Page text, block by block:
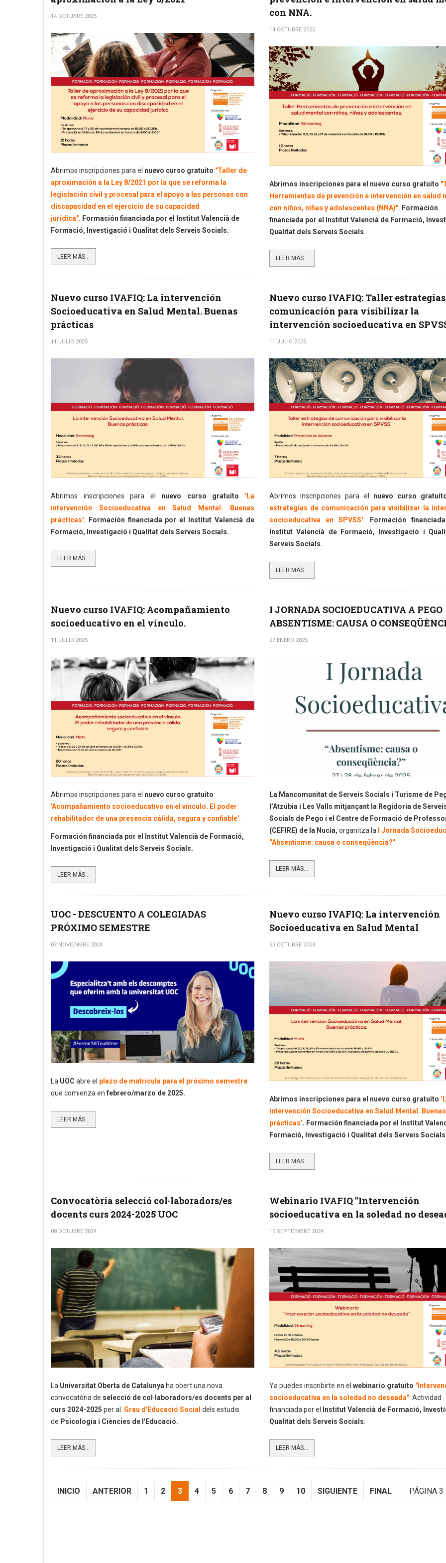
14 OCTUBRE 2025
Abrimos inscripciones para el nuevo curso gratuito "Taller de
aproximación a la Ley 8/2021 por la que se reforma la
legislación civil y procesal para el apoyo a las personas con
discapacidad en el ejercicio de su capacidad
jurídica". Formación financiada por el Institut Valencià de
Formació, Investigació i Qualitat dels Serveis Socials.
LEER MÁS...
con NNA.
14 OCTUBRE 2025
Abrimos inscripciones para el nuevo curso gratuito "
Herramientas de prevención e intervención en salud
con niños, niñas y adolescentes (NNA)". Formación
financiada por el Institut Valencià de Formació,
Qualitat dels Serveis Socials.
LEER MÁS...
Nuevo curso IVAFIQ: La intervención
Socioeducativa en Salud Mental. Buenas
prácticas
11 JULIO 2025
Abrimos inscripciones para el nuevo curso gratuito 'La
intervención Socioeducativa en Salud Mental. Buenas
prácticas'.
Formación financiada por el Institut Valencià de
Formació, Investigació i Qualitat dels Serveis Socials.
LEER MÁS...
Nuevo curso IVAFIQ: Taller
comunicación para visibilizar la
intervención socioeducativa en
11 JULIO 2025
Abrimos inscripciones para el nuevo curso
estrategias de comunicación para visibilizar la
socioeducativa en SPVSS'.
Formación
Institut Valencià de Formació, Investigació i
Serveis Socials.
LEER MÁS...
Nuevo curso IVAFIQ: Acompañamiento
socioeducativo en el vínculo.
11 JULIO 2025
Abrimos inscripciones para el nuevo curso gratuito
'Acompañamiento socioeducativo en el vínculo. El poder
rehabilitador de una presencia cálida, segura y confiable'.
Formación financiada por el Institut Valencià de Formació,
Investigació i Qualitat dels Serveis Socials.
LEER MÁS...
I JORNADA SOCIOEDUCATIVA A PEGO
ABSENTISME: CAUSA O
27 ENERO 2025
La Mancomunitat de Serveis Socials i Turisme de
l’Atzúbia i Les Valls mitjançant la Regidoria de
Socials de Pego i el Centre de Formació de
(CEFIRE) de la Nucia, organitza la I Jornada
“Absentisme: causa o conseqüència?”
LEER MÁS...
UOC - DESCUENTO A COLEGIADAS
PRÓXIMO SEMESTRE
07 NOVIEMBRE 2024
La UOC abre el plazo de matrícula para el próximo semestre
que comienza en febrero/marzo de 2025.
LEER MÁS...
Nuevo curso IVAFIQ: La intervención
Socioeducativa en Salud Mental
23 OCTUBRE 2024
Abrimos inscripciones para el nuevo curso gratuito
intervención Socioeducativa en Salud Mental. Buenas
prácticas’. Formación financiada por el Institut
Formació, Investigació i Qualitat dels Serveis
LEER MÁS...
Convocatòria selecció col·laboradors/es
docents curs 2024-2025 UOC
08 OCTUBRE 2024
La Universitat Oberta de Catalunya ha obert una nova
convocatòria de selecció de col·laboradors/es docents per al
curs 2024-2025 per al Grau d'Educació Social dels estudis
de Psicologia i Ciències de l'Educació.
LEER MÁS...
Webinario IVAFIQ "Intervención
socioeducativa en la soledad no
19 SEPTIEMBRE 2024
Ya puedes inscribirte en el webinario gratuito
socioeducativa en la soledad no deseada". Actividad
financiada por el
Institut Valencià de Formació,
Qualitat dels Serveis Socials.
LEER MÁS...
PÁGINA 3
INICIO ANTERIOR 1 2 3 4 5 6 7 8 9 10 SIGUIENTE FINAL